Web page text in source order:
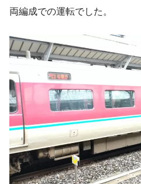
両編成での運転でした。